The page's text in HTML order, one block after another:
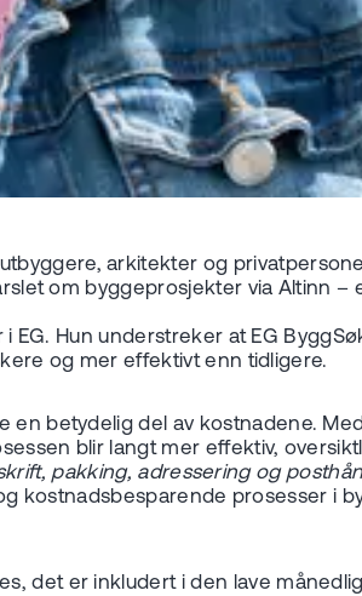
arkitekter og
om byggeprosjekter via Altinn
EG. Hun understreker at EG
og mer effektivt enn tidligere.
betydelig del av kostnadene. Med
blir langt mer effektiv,
pakking, adressering og
kostnadsbesparende prosesser i
det er inkludert i den lave